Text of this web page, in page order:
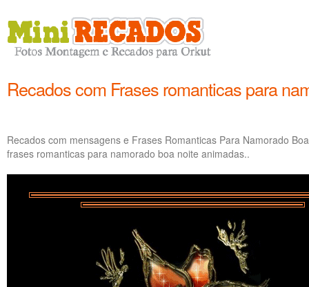
Recados com Frases romanticas para
Recados com mensagens e Frases Romanticas Para Namorado
frases romanticas para namorado boa noite animadas..